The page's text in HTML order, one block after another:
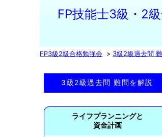
FP技能士3級・2
FP3級2級合格勉強会 3級2級過去問
3級2級過去問 難問を解説
ライフプランニングと
資金計画